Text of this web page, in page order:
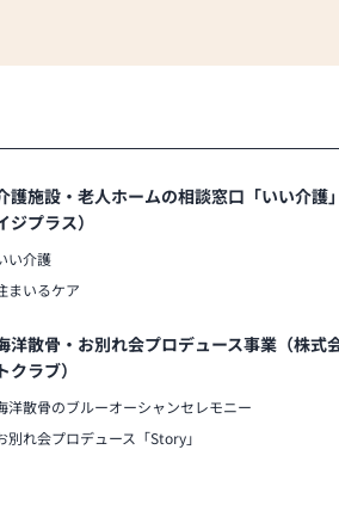
護施設・老人ホームの相談窓口「いい介護
ジプラス）
い介護
まいるケア
洋散骨・お別れ会プロデュース事業（株式
トクラブ）
洋散骨のブルーオーシャンセレモニー
別れ会プロデュース「Story」